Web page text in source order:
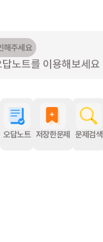
해주세요
노트를 이용해보세요
오답노트 저장한문제 문제검색